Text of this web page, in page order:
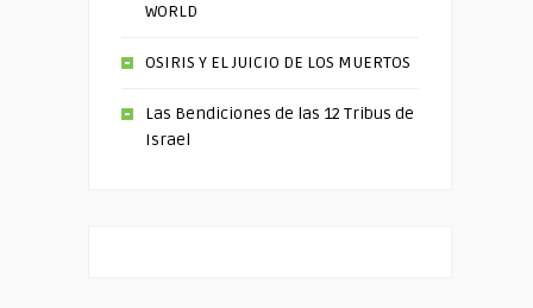
WORLD
OSIRIS Y EL JUICIO DE LOS MUERTOS
Las Bendiciones de las 12 Tribus de
Israel